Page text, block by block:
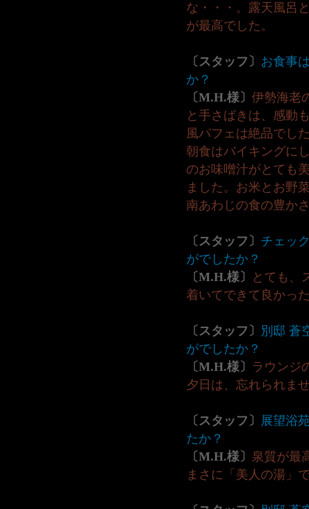
な・・・。露天風呂
が最高でした。
〔スタッフ〕 お食事
か？
〔M.H.様〕 伊勢海老
と手さばきは、感動
風パフェは絶品でし
朝食はバイキングに
のお味噌汁がとても
ました。お米とお野
南あわじの食の豊か
〔スタッフ〕 チェッ
がでしたか？
〔M.H.様〕
とても、
着いてできて良かっ
〔スタッフ〕 別邸 蒼
がでしたか？
〔M.H.様〕 ラウンジ
夕日は、忘れられま
〔スタッフ〕 展望浴
たか？
〔M.H.様〕 泉質が最
まさに「美人の湯」